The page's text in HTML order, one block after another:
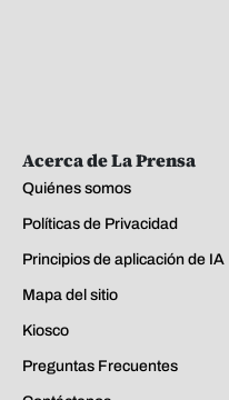
Acerca de La Prensa
Quiénes somos
Políticas de Privacidad
Principios de aplicación de IA
Mapa del sitio
Kiosco
Preguntas Frecuentes